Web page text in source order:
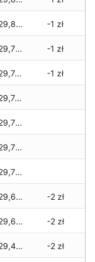
29,862 zł -1 zł
29,792 zł -1 zł
29,743 zł -1 zł
29,743 zł
29,716 zł
29,716 zł
29,716 zł
29,680 zł -2 zł
29,680 zł -2 zł
29,434 zł -2 zł